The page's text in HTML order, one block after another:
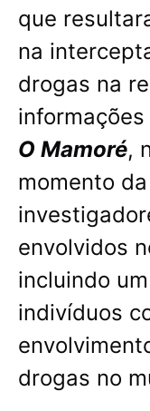
que
na
drogas na
O Mamoré,
momento
envolvidos
incluindo
indivíduos
drogas no